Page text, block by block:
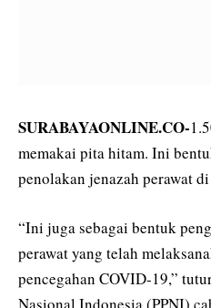
SURABAYAONLINE.CO-
memakai pita hitam. Ini
penolakan jenazah perawat
“Ini juga sebagai bentuk
perawat yang telah
pencegahan COVID-19,”
Nasional Indonesia (PPNI)